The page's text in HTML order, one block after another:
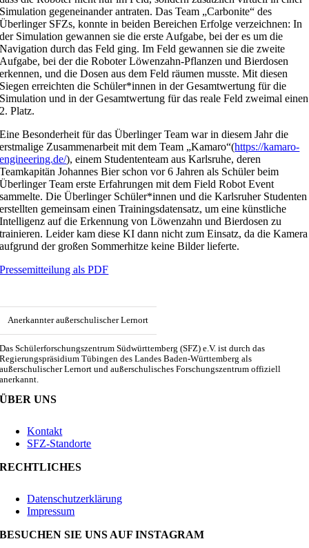
Simulation gegeneinander antraten. Das Team „Carbonite“ des
Überlinger SFZs, konnte in beiden Bereichen Erfolge verzeichnen: In
der Simulation gewannen sie die erste Aufgabe, bei der es um die
Navigation durch das Feld ging. Im Feld gewannen sie die zweite
Aufgabe, bei der die Roboter Löwenzahn-Pflanzen und Bierdosen
erkennen, und die Dosen aus dem Feld räumen musste. Mit diesen
Siegen erreichten die Schüler*innen in der Gesamtwertung für die
Simulation und in der Gesamtwertung für das reale Feld zweimal einen
2. Platz.
Eine Besonderheit für das Überlinger Team war in diesem Jahr die
erstmalige Zusammenarbeit mit dem Team „Kamaro“(https://kamaro-
engineering.de/), einem Studententeam aus Karlsruhe, deren
Teamkapitän Johannes Bier schon vor 6 Jahren als Schüler beim
Überlinger Team erste Erfahrungen mit dem Field Robot Event
sammelte. Die Überlinger Schüler*innen und die Karlsruher Studenten
erstellten gemeinsam einen Trainingsdatensatz, um eine künstliche
Intelligenz auf die Erkennung von Löwenzahn und Bierdosen zu
trainieren. Leider kam diese KI dann nicht zum Einsatz, da die Kamera
aufgrund der großen Sommerhitze keine Bilder lieferte.
Pressemitteilung als PDF
Anerkannter außerschulischer Lernort
Das Schülerforschungszentrum Südwürttemberg (SFZ) e.V. ist durch das
Regierungspräsidium Tübingen des Landes Baden-Württemberg als
außerschulischer Lernort und außerschulisches Forschungszentrum offiziell
anerkannt.
ÜBER UNS
Kontakt
SFZ-Standorte
RECHTLICHES
Datenschutzerklärung
Impressum
BESUCHEN SIE UNS AUF INSTAGRAM